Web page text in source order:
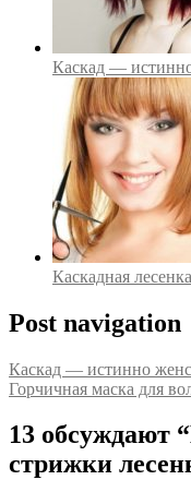
Каскад —
Каскадная
Post navigation
Каскад — истинно
Горчичная маска для
13 обсуждают “
стрижки